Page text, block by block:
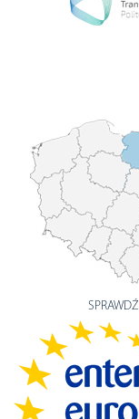
SPRAWDŹ